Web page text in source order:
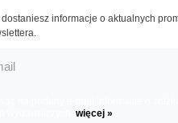
informacje o aktualnych
więcej »